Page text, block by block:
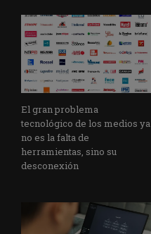
El gran problema
tecnológico de los medios ya
no es la falta de
herramientas, sino su
desconexión